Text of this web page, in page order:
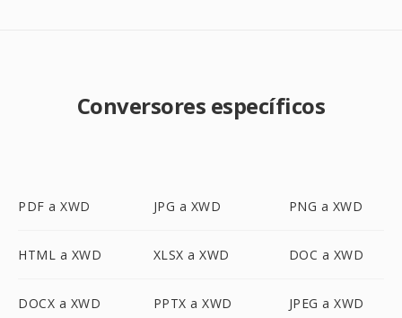
Conversores específicos
PDF a XWD JPG a XWD PNG a XWD
HTML a XWD XLSX a XWD DOC a XWD
DOCX a XWD PPTX a XWD JPEG a XWD